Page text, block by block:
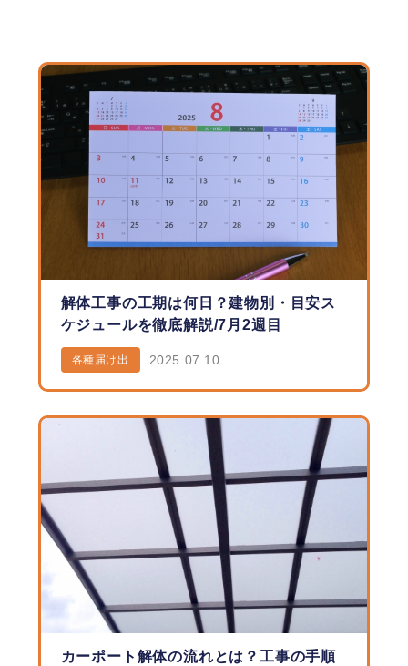
解体工事の工期は何日？建物別・目安ス
ケジュールを徹底解説/7月2週目
各種届け出 2025.07.10
カーポート解体の流れとは？工事の手順